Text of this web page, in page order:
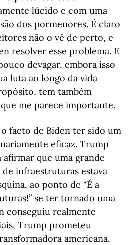
lúcido e com uma
dos pormenores. É claro
não o vê de perto, e
resolver esse problema. E
devagar, embora isso
luta ao longo da vida
tem também
me parece importante.
facto de Biden ter sido um
eficaz. Trump
afirmar que uma grande
infraestruturas estava
ao ponto de “É a
se ter tornado uma
conseguiu realmente
Trump prometeu
americana,